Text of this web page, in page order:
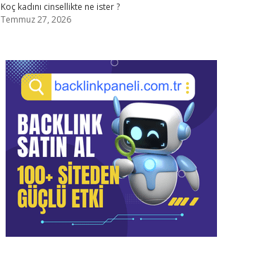
Koç kadını cinsellikte ne ister ?
Temmuz 27, 2026